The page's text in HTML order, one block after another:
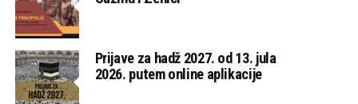
Prijave za hadž 2027. od 13. jula
2026. putem online aplikacije